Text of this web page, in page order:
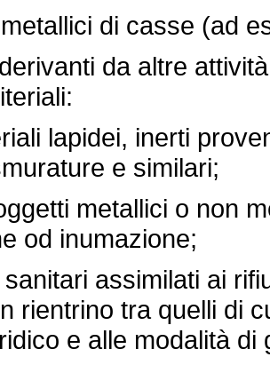
di casse (ad
da altre
lapidei, inerti
e similari;
metallici o non
od inumazione;
assimilati ai
rientrino tra quelli di
e alle modalità di